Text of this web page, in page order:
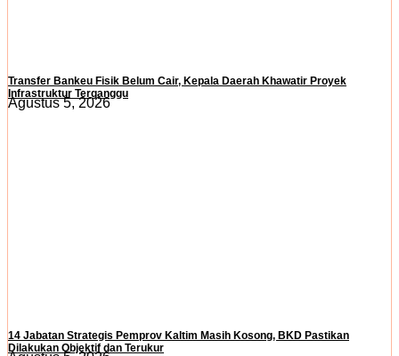
Transfer Bankeu Fisik Belum Cair, Kepala Daerah Khawatir Proyek
Infrastruktur Terganggu
Agustus 5, 2026
14 Jabatan Strategis Pemprov Kaltim Masih Kosong, BKD Pastikan
Dilakukan Objektif dan Terukur